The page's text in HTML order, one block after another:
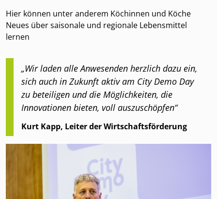
Hier können unter anderem Köchinnen und Köche
Neues über saisonale und regionale Lebensmittel
lernen
„Wir laden alle Anwesenden herzlich dazu ein,
sich auch in Zukunft aktiv am City Demo Day
zu beteiligen und die Möglichkeiten, die
Innovationen bieten, voll auszuschöpfen“
Kurt Kapp, Leiter der Wirtschaftsförderung